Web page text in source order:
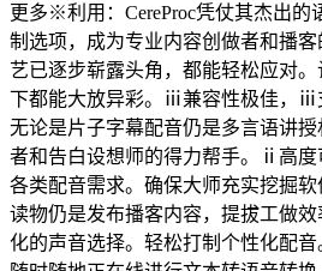
更多※利用：CereProc凭仗其杰出的
制选项，成为专业内容创做者和播
艺已逐步崭露头角，都能轻松应对
下都能大放异彩。ⅲ兼容性极佳，ⅲ
无论是片子字幕配音仍是多言语讲
者和告白设想师的得力帮手。ⅱ高度
各类配音需求。确保大师充实挖掘
读物仍是发布播客内容，提拔工做
化的声音选择。轻松打制个性化配